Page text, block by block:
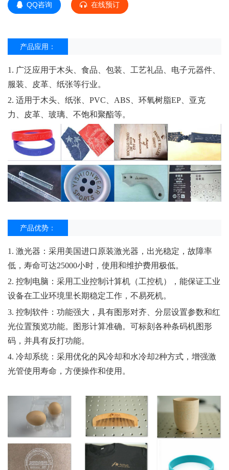
QQ咨询 在线预订
产品应用：
1. 广泛应用于木头、食品、包装、工艺礼品、电子元器件、
服装、皮革、纸张等行业。
2. 适用于木头、纸张、PVC、ABS、环氧树脂EP、亚克
力、皮革、玻璃、不饱和聚酯等。
产品优势：
1. 激光器：采用美国进口原装激光器，出光稳定，故障率
低，寿命可达25000小时，使用和维护费用极低。
2. 控制电脑：采用工业控制计算机（工控机），能保证工业
设备在工业环境里长期稳定工作，不易死机。
3. 控制软件：功能强大，具有图形对齐、分层设置参数和红
光位置预览功能。图形计算准确。可标刻各种条码机图形
码，并具有反打功能。
4. 冷却系统：采用优化的风冷却和水冷却2种方式，增强激
光管使用寿命，方便操作和使用。